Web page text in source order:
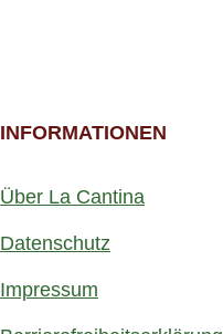
INFORMATIONEN
Über La Cantina
Datenschutz
Impressum